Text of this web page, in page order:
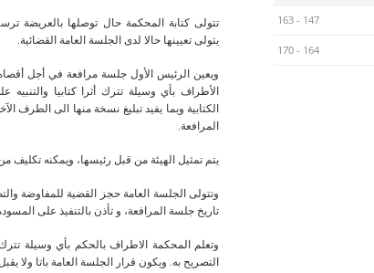
147 - 163
164 - 170
تتولى كتابة المحكمة حال توصلها بالعريضة
يتولى تعيينها حالا لدى الجلسة العامة القضائية.
ويعين الرئيس الأول جلسة مرافعة في أجل أقصاه
الأطراف بأي وسيلة تترك أثرا كتابيا والتنبيه
المرافعة.
يتم تمثيل الهيئة من قبل رئيسها، ويمكنه تكليف
وتتولى الجلسة العامة حجز القضية للمفاوضة
تاريخ جلسة المرافعة، و تأذن بالتنفيذ على
وتعلم المحكمة الاطراف بالحكم بأي وسيلة
التصريح به. ويكون قرار الجلسة العامة باتا ولا